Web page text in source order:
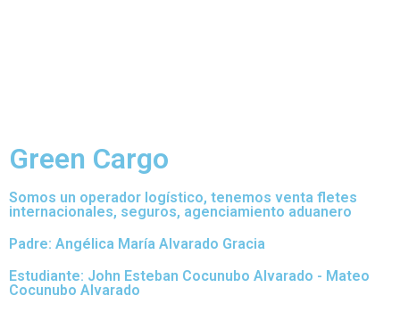
Green Cargo
Somos un operador logístico, tenemos venta fletes
internacionales, seguros, agenciamiento aduanero
Padre: Angélica María Alvarado Gracia
Estudiante: John Esteban Cocunubo Alvarado - Mateo
Cocunubo Alvarado